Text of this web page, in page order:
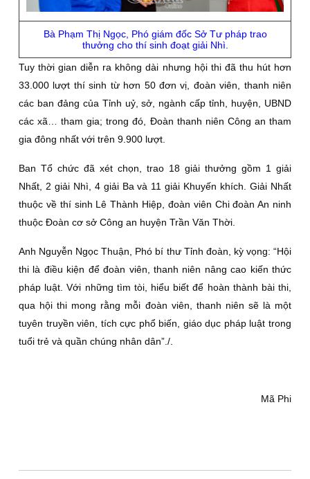
Bà Phạm Thị Ngọc, Phó giám đốc Sở Tư pháp trao
thưởng cho thí sinh đoạt giải Nhì.
Tuy thời gian diễn ra không dài nhưng hội thi đã thu hút hơn
33.000 lượt thí sinh từ hơn 50 đơn vị, đoàn viên, thanh niên
các ban đảng của Tỉnh uỷ, sở, ngành cấp tỉnh, huyện, UBND
các xã… tham gia; trong đó, Đoàn thanh niên Công an tham
gia đông nhất với trên 9.900 lượt.
Ban Tổ chức đã xét chọn, trao 18 giải thưởng gồm 1 giải
Nhất, 2 giải Nhì, 4 giải Ba và 11 giải Khuyến khích. Giải Nhất
thuộc về thí sinh Lê Thành Hiệp, đoàn viên Chi đoàn An ninh
thuộc Đoàn cơ sở Công an huyện Trần Văn Thời.
Anh Nguyễn Ngọc Thuận, Phó bí thư Tỉnh đoàn, kỳ vọng: “Hội
thi là điều kiện để đoàn viên, thanh niên nâng cao kiến thức
pháp luật. Với những tìm tòi, hiểu biết để hoàn thành bài thi,
qua hội thi mong rằng mỗi đoàn viên, thanh niên sẽ là một
tuyên truyền viên, tích cực phổ biến, giáo dục pháp luật trong
tuổi trẻ và quần chúng nhân dân”./.
Mã Phi